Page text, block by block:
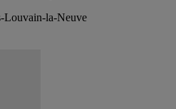
Louvain-la-Neuve